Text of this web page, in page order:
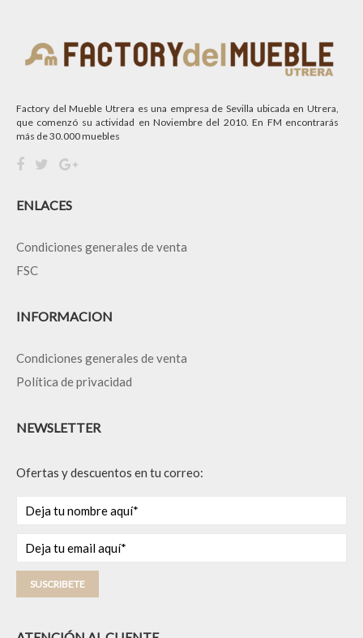
Factory del Mueble Utrera es una empresa de Sevilla ubicada en Utrera,
que comenzó su actividad en Noviembre del 2010. En FM encontrarás
más de 30.000 muebles
ENLACES
Condiciones generales de venta
FSC
INFORMACION
Condiciones generales de venta
Política de privacidad
NEWSLETTER
Ofertas y descuentos en tu correo:
SUSCRIBETE